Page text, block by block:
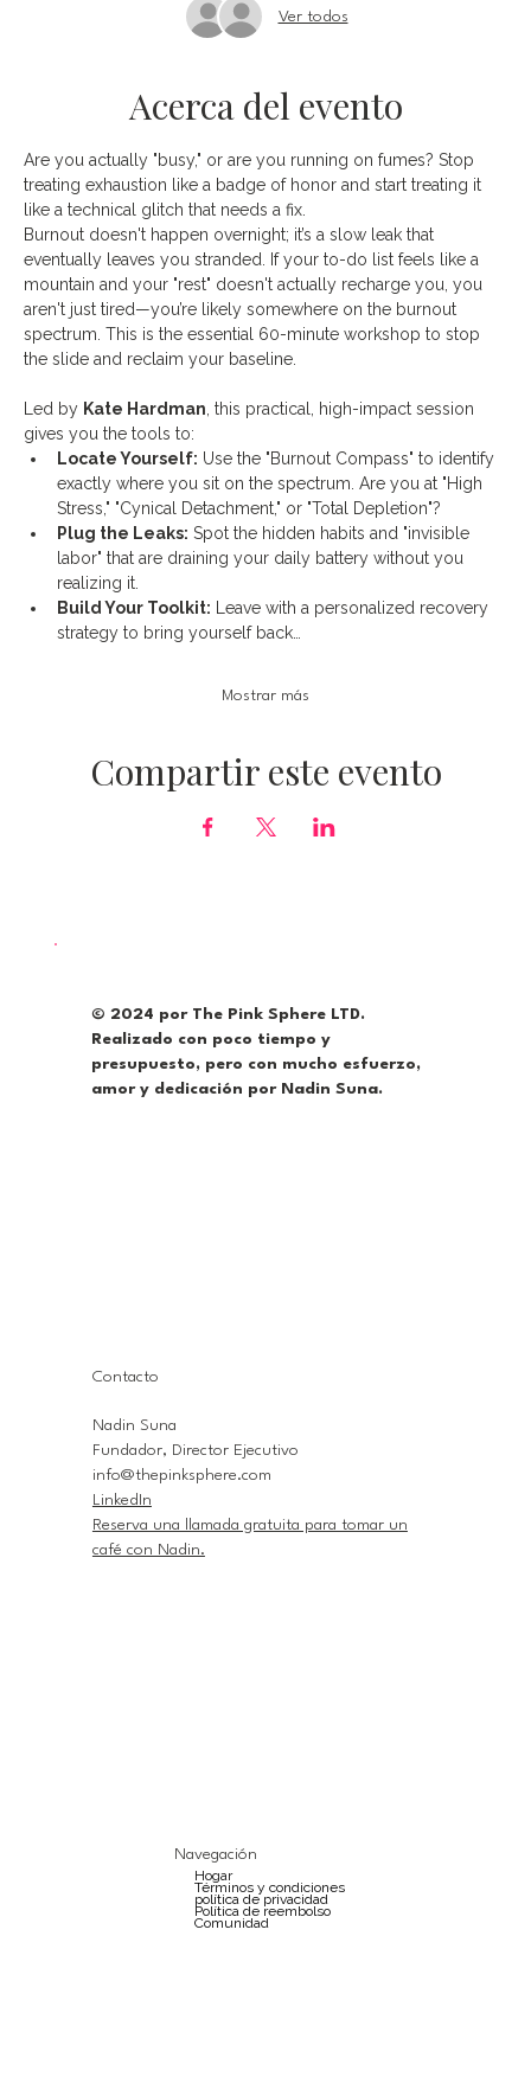
Ver todos
Acerca del evento
Are you actually "busy," or are you running on fumes? Stop
treating exhaustion like a badge of honor and start treating it
like a technical glitch that needs a fix.
Burnout doesn't happen overnight; it’s a slow leak that
eventually leaves you stranded. If your to-do list feels like a
mountain and your "rest" doesn't actually recharge you, you
aren't just tired—you’re likely somewhere on the burnout
spectrum. This is the essential 60-minute workshop to stop
the slide and reclaim your baseline.
Led by Kate Hardman , this practical, high-impact session
gives you the tools to:
Locate Yourself: Use the "Burnout Compass" to identify
exactly where you sit on the spectrum. Are you at "High
Stress," "Cynical Detachment," or "Total Depletion"?
Plug the Leaks: Spot the hidden habits and "invisible
labor" that are draining your daily battery without you
realizing it.
Build Your Toolkit: Leave with a personalized recovery
strategy to bring yourself back…
Mostrar más
Compartir este evento
© 2024 por The Pink Sphere LTD.
Realizado con poco tiempo y
presupuesto, pero con mucho esfuerzo,
amor y dedicación por Nadin Suna.
Contacto
Nadin Suna
Fundador, Director Ejecutivo
info@thepinksphere.com
LinkedIn
Reserva una llamada gratuita para tomar un
café con Nadin.
Navegación
Hogar
Términos y condiciones
política de privacidad
Política de reembolso
Comunidad